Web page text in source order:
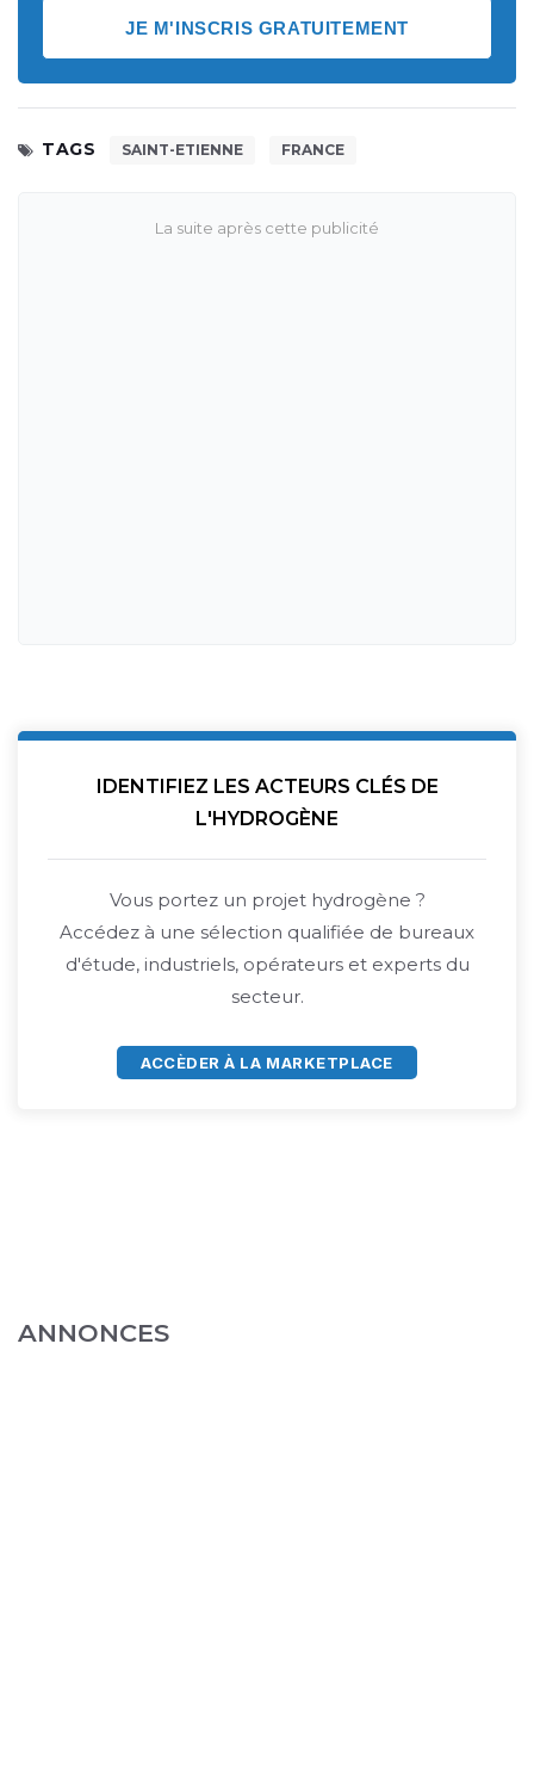
JE M'INSCRIS GRATUITEMENT
TAGS SAINT-ETIENNE FRANCE
IDENTIFIEZ LES ACTEURS CLÉS DE
L'HYDROGÈNE
Vous portez un projet hydrogène ?
Accédez à une sélection qualifiée de bureaux
d'étude, industriels, opérateurs et experts du
secteur.
ACCÈDER À LA MARKETPLACE
ANNONCES